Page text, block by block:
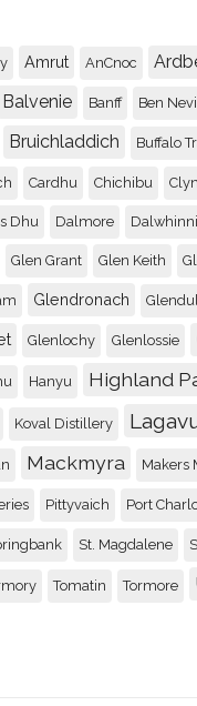
Amrut AnCnoc
Balvenie Banff Ben
Bruichladdich Buffalo
Cardhu Chichibu
Dhu Dalmore
Glen Grant Glen Keith
Glendronach
Glenlochy Glenlossie
Hanyu Highland
Koval Distillery
Mackmyra Makers
Pittyvaich Port
St. Magdalene
Tomatin Tormore